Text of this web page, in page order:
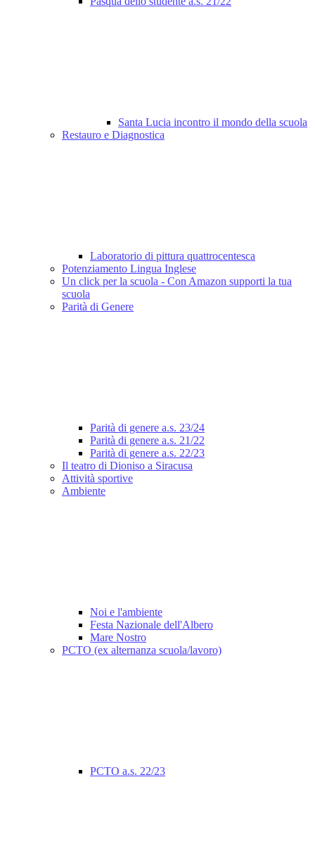
Santa Lucia incontro il mondo della scuola
Restauro e Diagnostica
Laboratorio di pittura quattrocentesca
Potenziamento Lingua Inglese
Un click per la scuola - Con Amazon supporti la tua
scuola
Parità di Genere
Parità di genere a.s. 23/24
Parità di genere a.s. 21/22
Parità di genere a.s. 22/23
Il teatro di Dioniso a Siracusa
Attività sportive
Ambiente
Noi e l'ambiente
Festa Nazionale dell'Albero
Mare Nostro
PCTO (ex alternanza scuola/lavoro)
PCTO a.s. 22/23